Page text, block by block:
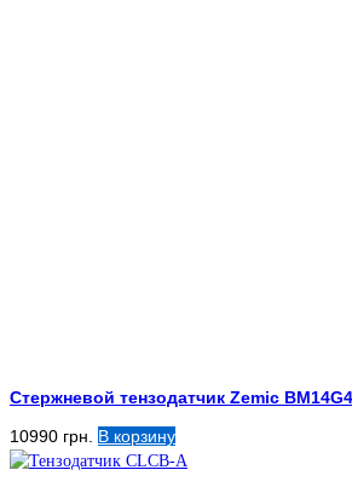
Стержневой тензодатчик Zemic
10990 грн. В корзину